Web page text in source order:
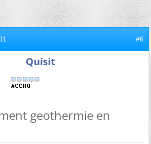
#6
Quisit
geothermie en